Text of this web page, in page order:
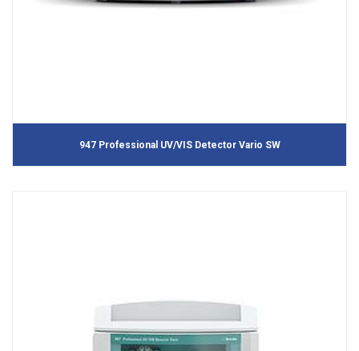
947 Professional UV/VIS Detector Vario SW